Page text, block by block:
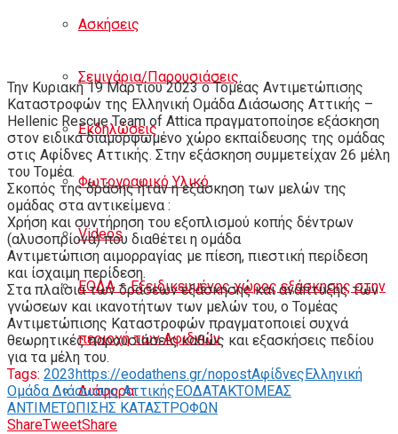
Ασκήσεις
Σεμινάρια/Παρουσιάσεις
Εκδηλώσεις
Φωτογραφικό Υλικό
Videos
ΕΟΔΑ – Εξειδικευμένος χώρος εξάσκησης στην
περιοχή των Αφιδνών
Διάφορα
Την Κυριακή 19 Μαρτίου 2023 ο Τομέας Αντιμετώπισης
Καταστροφών της Ελληνική Ομάδα Διάσωσης Αττικής –
Hellenic Rescue Team of Attica πραγματοποίησε εξάσκηση
στον ειδικά διαμορφωμένο χώρο εκπαίδευσης της ομάδας
στις Αφίδνες Αττικής. Στην εξάσκηση συμμετείχαν 26 μέλη
του Τομέα.
Σκοπός της δράσης ήταν η εξάσκηση των μελών της
ομάδας στα αντικείμενα :
Χρήση και συντήρηση του εξοπλισμού κοπής δέντρων
(αλυσοπρίονα) που διαθέτει η ομάδα
Aντιμετώπιση αιμορραγίας με πίεση, πιεστική περίδεση
και ίσχαιμη περίδεση.
Στα πλαίσια των δράσεων εξάσκησης και ανάπτυξης των
γνώσεων και ικανοτήτων των μελών του, ο Τομέας
Αντιμετώπισης Καταστροφών πραγματοποιεί συχνά
θεωρητικές παρουσιάσεις καθώς και εξασκήσεις πεδίου
για τα μέλη του.
Tags: 2023https://eodathens.gr/nopostΑφίδνεςΕλληνική
Ομάδα Διάσωσης ΑττικήςΕΟΔΑΤΑΚΤΟΜΕΑΣ
ΑΝΤΙΜΕΤΩΠΙΣΗΣ ΚΑΤΑΣΤΡΟΦΩΝ
ShareTweetShare